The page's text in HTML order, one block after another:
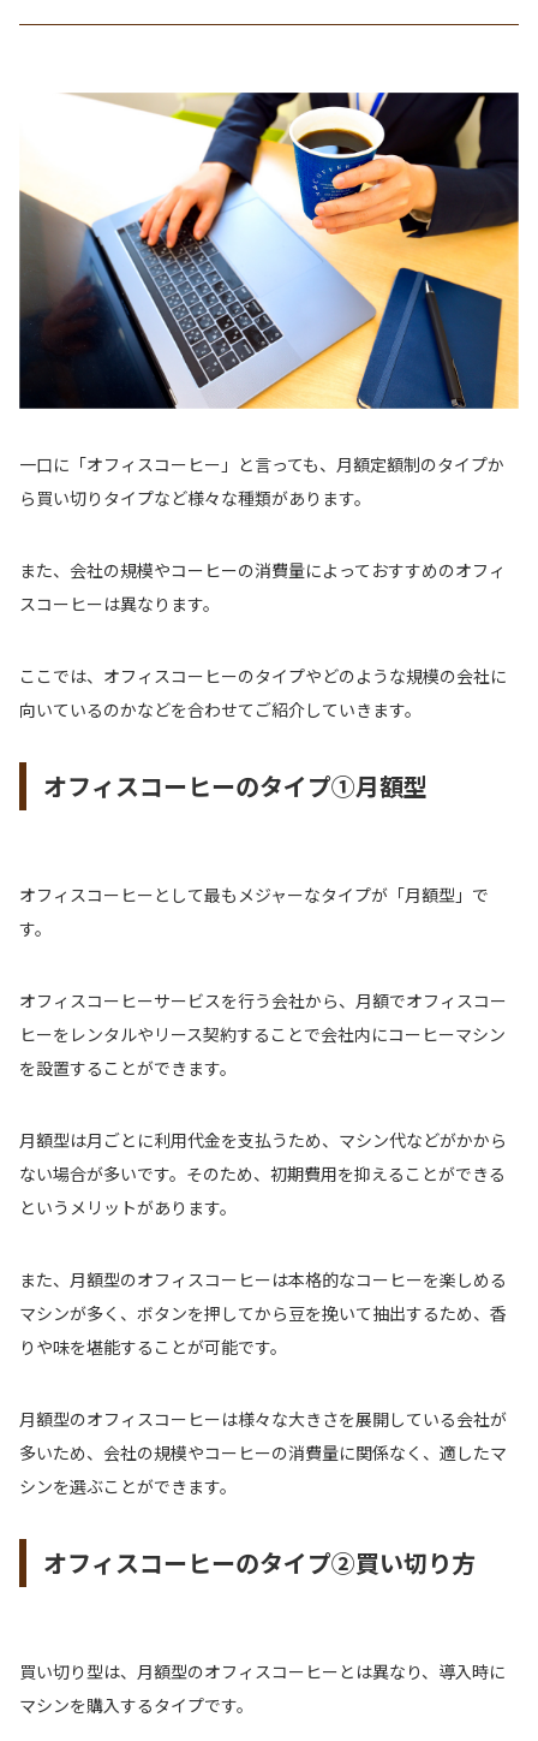
一口に「オフィスコーヒー」と言っても、月額定額制のタイプか
ら買い切りタイプなど様々な種類があります。
また、会社の規模やコーヒーの消費量によっておすすめのオフィ
スコーヒーは異なります。
ここでは、オフィスコーヒーのタイプやどのような規模の会社に
向いているのかなどを合わせてご紹介していきます。
オフィスコーヒーのタイプ①月額型
オフィスコーヒーとして最もメジャーなタイプが「月額型」で
す。
オフィスコーヒーサービスを行う会社から、月額でオフィスコー
ヒーをレンタルやリース契約することで会社内にコーヒーマシン
を設置することができます。
月額型は月ごとに利用代金を支払うため、マシン代などがかから
ない場合が多いです。そのため、初期費用を抑えることができる
というメリットがあります。
また、月額型のオフィスコーヒーは本格的なコーヒーを楽しめる
マシンが多く、ボタンを押してから豆を挽いて抽出するため、香
りや味を堪能することが可能です。
月額型のオフィスコーヒーは様々な大きさを展開している会社が
多いため、会社の規模やコーヒーの消費量に関係なく、適したマ
シンを選ぶことができます。
オフィスコーヒーのタイプ②買い切り方
買い切り型は、月額型のオフィスコーヒーとは異なり、導入時に
マシンを購入するタイプです。